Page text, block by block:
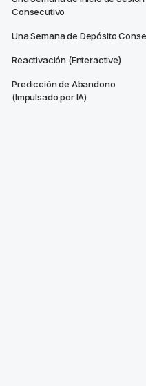
Consecutivo
Una Semana de Depósito
Reactivación (Enteractive)
Predicción de Abandono
(Impulsado por IA)
Construcción de
/tutorials/ciclos-de-
📈 NGR
Usa el NGR del jugador
para calcular la
Solo quieres dirigirte a
durante los últimos dos
Por
mayor que 0 y
Acredita dinero
basadas en el
tiempo
vuelta al sitio para